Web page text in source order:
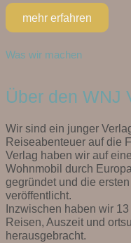
mehr erfahren
Was wir machen
Über den WNJ
Wir sind ein junger
Reiseabenteuer auf die
Verlag haben wir auf
Wohnmobil durch
gegründet und die
veröffentlicht.
Inzwischen haben wir
Reisen, Auszeit und
herausgebracht.